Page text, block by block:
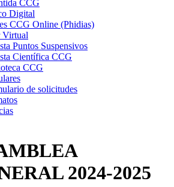
CCG
Digital
CCG Online (Phidias)
Virtual
Puntos Suspensivos
Científica CCG
CCG
de solicitudes
2024-2025